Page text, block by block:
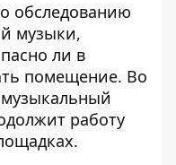
обследованию
музыки,
ли в
помещение. Во
работу